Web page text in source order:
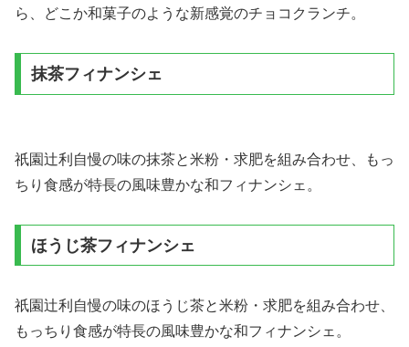
ら、どこか和菓子のような新感覚のチョコクランチ。
抹茶フィナンシェ
祇園辻利自慢の味の抹茶と米粉・求肥を組み合わせ、もっ
ちり食感が特長の風味豊かな和フィナンシェ。
ほうじ茶フィナンシェ
祇園辻利自慢の味のほうじ茶と米粉・求肥を組み合わせ、
もっちり食感が特長の風味豊かな和フィナンシェ。